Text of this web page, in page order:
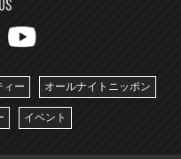
ィー オールナイトニッポン
イベント